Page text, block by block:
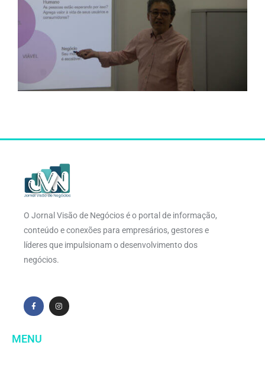
O Jornal Visão de Negócios é o portal de informação,
conteúdo e conexões para empresários, gestores e
líderes que impulsionam o desenvolvimento dos
negócios.
MENU